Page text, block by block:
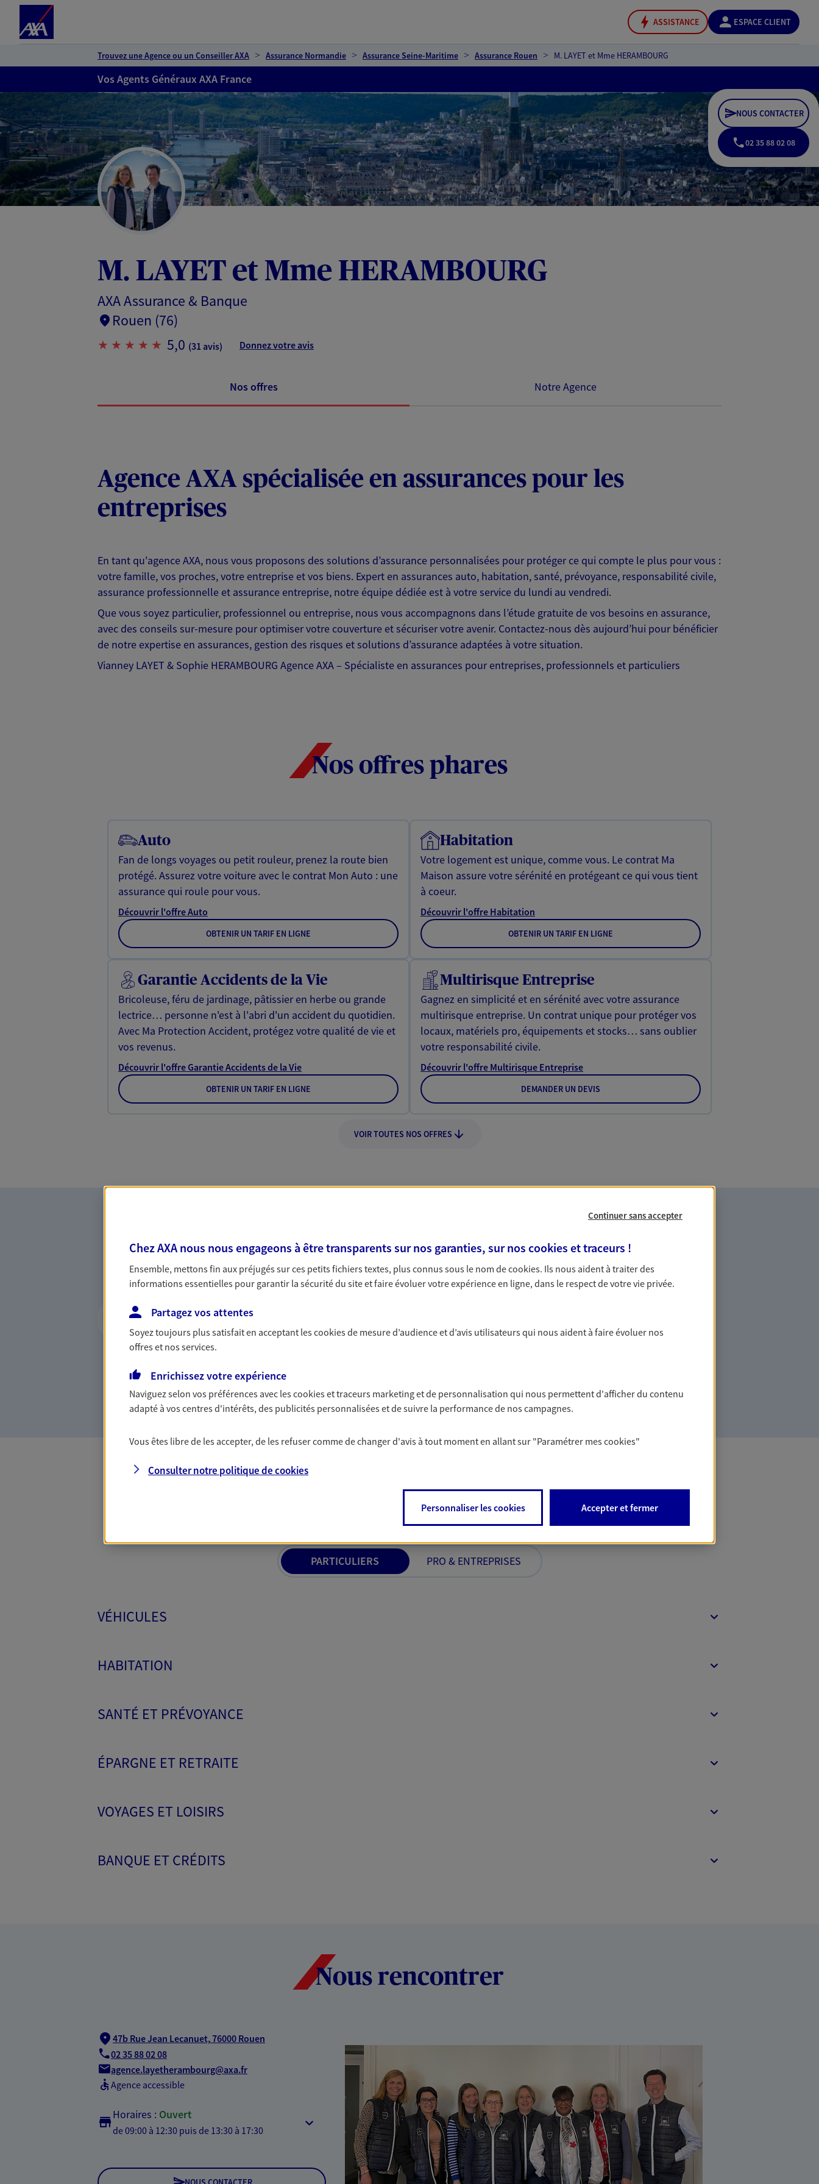
ASSISTANCE ESPACE CLIENT
Trouvez une Agence ou un Conseiller AXA Assurance Normandie Assurance Seine-Maritime Assurance Rouen M. LAYET et Mme HERAMBOURG
Vos Agents Généraux AXA France
M. LAYET et Mme HERAMBOURG
AXA Assurance & Banque
Rouen (76)
5,0 (31 avis) Donnez votre avis
NOUS CONTACTER
02 35 88 02 08
Nos offres Notre Agence
Agence AXA spécialisée en assurances pour les
entreprises
En tant qu'agence AXA, nous vous proposons des solutions d’assurance personnalisées pour protéger ce qui compte le plus pour vous :
votre famille, vos proches, votre entreprise et vos biens. Expert en assurances auto, habitation, santé, prévoyance, responsabilité civile,
assurance professionnelle et assurance entreprise, notre équipe dédiée est à votre service du lundi au vendredi.
Que vous soyez particulier, professionnel ou entreprise, nous vous accompagnons dans l’étude gratuite de vos besoins en assurance,
avec des conseils sur-mesure pour optimiser votre couverture et sécuriser votre avenir. Contactez-nous dès aujourd’hui pour bénéficier
de notre expertise en assurances, gestion des risques et solutions d’assurance adaptées à votre situation.
Vianney LAYET & Sophie HERAMBOURG Agence AXA – Spécialiste en assurances pour entreprises, professionnels et particuliers
Nos offres phares
Auto
Fan de longs voyages ou petit rouleur, prenez la route bien
protégé. Assurez votre voiture avec le contrat Mon Auto : une
assurance qui roule pour vous.
Découvrir l'offre Auto
OBTENIR UN TARIF EN LIGNE
Habitation
Votre logement est unique, comme vous. Le contrat Ma
Maison assure votre sérénité en protégeant ce qui vous tient
à coeur.
Découvrir l'offre Habitation
OBTENIR UN TARIF EN LIGNE
Garantie Accidents de la Vie
Bricoleuse, féru de jardinage, pâtissier en herbe ou grande
lectrice… personne n'est à l'abri d'un accident du quotidien.
Avec Ma Protection Accident, protégez votre qualité de vie et
vos revenus.
Découvrir l'offre Garantie Accidents de la Vie
OBTENIR UN TARIF EN LIGNE
Multirisque Entreprise
Gagnez en simplicité et en sérénité avec votre assurance
multirisque entreprise. Un contrat unique pour protéger vos
locaux, matériels pro, équipements et stocks… sans oublier
votre responsabilité civile.
Découvrir l'offre Multirisque Entreprise
DEMANDER UN DEVIS
VOIR TOUTES NOS OFFRES
Nos expertises
Vous accompagner dans la durée et la
confiance
Vous accompagner dans vos projets de vie tout au long de
la confiance et la proximité. C'est en apprenant à vous
connaître que nous proposons de meilleures solutions.
entreprises
votre famille.
Toutes nos offres Assurance & Banque
PARTICULIERS PRO & ENTREPRISES
VÉHICULES
HABITATION
SANTÉ ET PRÉVOYANCE
ÉPARGNE ET RETRAITE
VOYAGES ET LOISIRS
BANQUE ET CRÉDITS
Nous rencontrer
47b Rue Jean Lecanuet,76000 Rouen
02 35 88 02 08
agence.layetherambourg@axa.fr
Agence accessible
Horaires : Ouvert
de 09:00 à 12:30 puis de 13:30 à 17:30
Continuer sans accepter
Chez AXA nous nous engageons à être transparents sur nos garanties, sur nos cookies et traceurs !
Ensemble, mettons fin aux préjugés sur ces petits fichiers textes, plus connus sous le nom decookies. Ils nous aident à traiter des
informations essentielles pour garantir la sécurité du site et faire évoluer votre expérience en ligne, dans le respect de votre vie privée.
Partagez vos attentes
Soyez toujours plus satisfait en acceptant lescookiesde mesure d’audience et d’avis utilisateurs qui nous aident à faire évoluer nos
offres et nos services.
Enrichissez votre expérience
Naviguez selon vos préférences avec lescookies et traceurs marketing et de personnalisation qui nous permettent d'afficher du contenu
adapté à vos centres d'intérêts, des publicités personnalisées et de suivre la performance de nos campagnes.
Vous êtes libre de les accepter, de les refuser comme de changer d'avis à tout moment en allant sur "Paramétrer mescookies"
Consulter notre politique decookies
Personnaliser les cookies Accepter et fermer